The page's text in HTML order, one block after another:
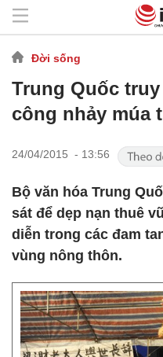
Đời sống
Trung Quốc
công nhảy múa
24/04/2015 - 13:56
Bộ văn hóa Trung
sát để dẹp nạn thuê
diễn trong các đam
vùng nông thôn.